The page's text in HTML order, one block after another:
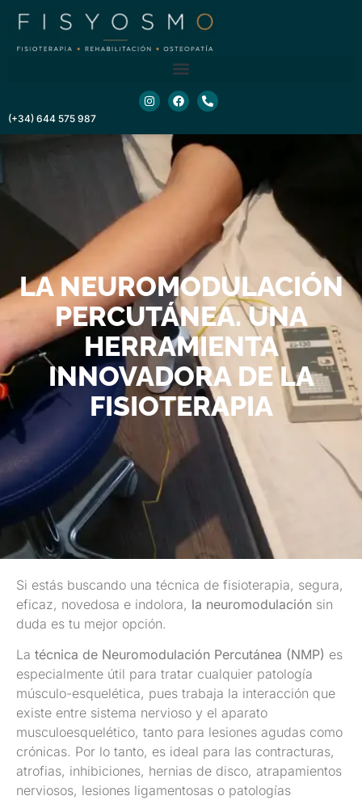
contenido
(+34) 644 575 987
LA NEUROMODULACIÓN
PERCUTÁNEA. UNA
HERRAMIENTA
INNOVADORA DE LA
FISIOTERAPIA
Si estás buscando una técnica de fisioterapia, segura,
eficaz, novedosa e indolora, la neuromodulación sin
duda es tu mejor opción.
La técnica de Neuromodulación Percutánea (NMP) es
especialmente útil para tratar cualquier patología
músculo-esquelética, pues trabaja la interacción que
existe entre sistema nervioso y el aparato
musculoesquelético, tanto para lesiones agudas como
crónicas. Por lo tanto, es ideal para las contracturas,
atrofias, inhibiciones, hernias de disco, atrapamientos
nerviosos, lesiones ligamentosas o patologías